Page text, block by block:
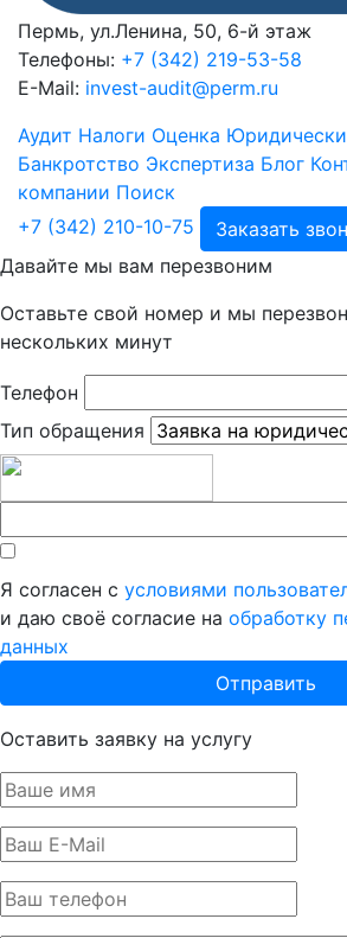
Пермь, ул.Ленина, 50, 6-й этаж
Телефоны: +7 (342) 219-53-58
E-Mail: invest-audit@perm.ru
Аудит Налоги Оценка
Банкротство Экспертиза Блог
компании Поиск
+7 (342) 210-10-75
Заказать
Давайте мы вам перезвоним
Оставьте свой номер и мы
нескольких минут
Телефон
Тип обращения
Я согласен с условиями
и даю своё согласие на обработку
данных
Оставить заявку на услугу